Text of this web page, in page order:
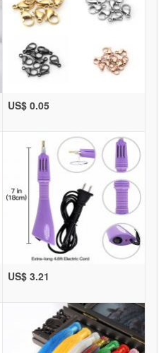
US$ 0.05
US$ 3.21